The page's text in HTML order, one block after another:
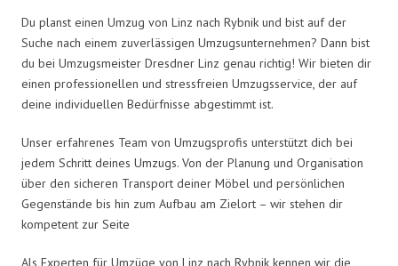
Du planst einen Umzug von Linz nach Rybnik und bist auf der
Suche nach einem zuverlässigen Umzugsunternehmen? Dann bist
du bei Umzugsmeister Dresdner Linz genau richtig! Wir bieten dir
einen professionellen und stressfreien Umzugsservice, der auf
deine individuellen Bedürfnisse abgestimmt ist.
Unser erfahrenes Team von Umzugsprofis unterstützt dich bei
jedem Schritt deines Umzugs. Von der Planung und Organisation
über den sicheren Transport deiner Möbel und persönlichen
Gegenstände bis hin zum Aufbau am Zielort – wir stehen dir
kompetent zur Seite
Als Experten für Umzüge von Linz nach Rybnik kennen wir die